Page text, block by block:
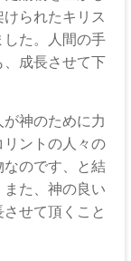
られたキリス
した。人間の手
成長させて下
神のために力
リントの人々の
のです、と結
た、神の良い
せて頂くこと